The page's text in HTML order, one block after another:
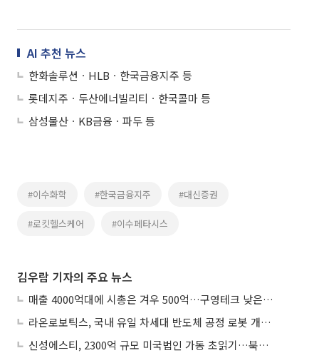
AI 추천 뉴스
한화솔루션ㆍHLBㆍ한국금융지주 등
롯데지주ㆍ두산에너빌리티ㆍ한국콜마 등
삼성물산ㆍKB금융ㆍ파두 등
#이수화학 #한국금융지주 #대신증권
#로킷헬스케어 #이수페타시스
김우람 기자의 주요 뉴스
매출 4000억대에 시총은 겨우 500억…구영테크 낮은 몸값에 저가 승계 마무리
라온로보틱스, 국내 유일 차세대 반도체 공정 로봇 개발 ‘고객사 테스트 진행’
신성에스티, 2300억 규모 미국법인 가동 초읽기…북미 ESS 공략 본격화